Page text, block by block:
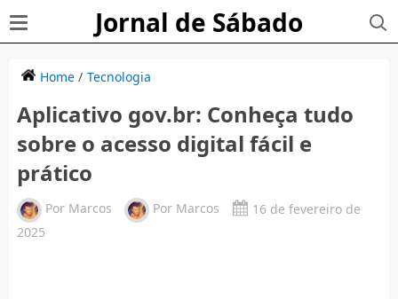
Jornal de Sábado
Home/ Tecnologia
Aplicativo gov.br: Conheça tudo
sobre o acesso digital fácil e
prático
Por Marcos Por Marcos
16 de fevereiro de
2025